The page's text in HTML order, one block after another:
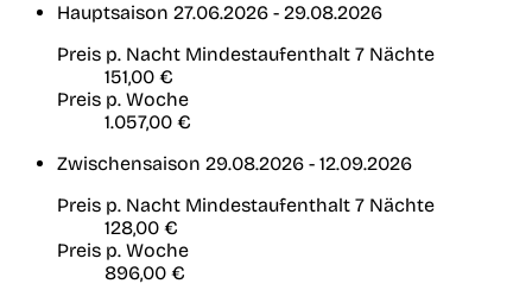
Hauptsaison 27.06.2026 - 29.08.2026
Preis p. Nacht Mindestaufenthalt 7 Nächte
151,00 €
Preis p. Woche
1.057,00 €
Zwischensaison 29.08.2026 - 12.09.2026
Preis p. Nacht Mindestaufenthalt 7 Nächte
128,00 €
Preis p. Woche
896,00 €